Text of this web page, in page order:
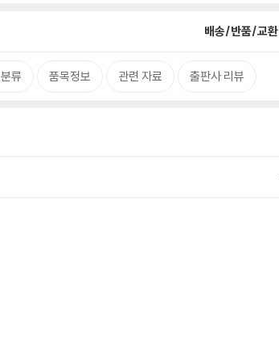
배송/반품/교환
류 품목정보 관련 자료 출판사 리뷰